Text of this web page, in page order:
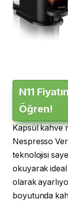
N11
Öğren!
Kapsül kahve
Nespresso
teknolojisi
okuyarak
olarak
boyutunda